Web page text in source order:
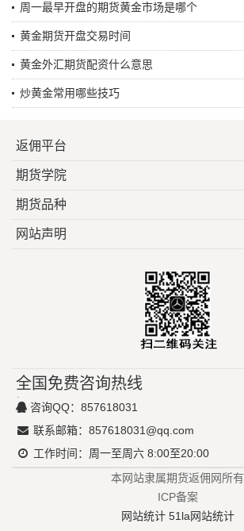
周一最早开盘的期货黄金市场是哪个
黄金期货开盘交易时间
黄金外汇期货配资什么意思
炒黄金常用哪些技巧
返佣平台
期货学院
期货品种
网站声明
全国免费咨询热线
咨询QQ： 857618031
联系邮箱： 857618031@qq.com
工作时间：周一至周六 8:00至20:00
本网站隶属期货返佣网所有
ICP备案
网站统计 51la网站统计